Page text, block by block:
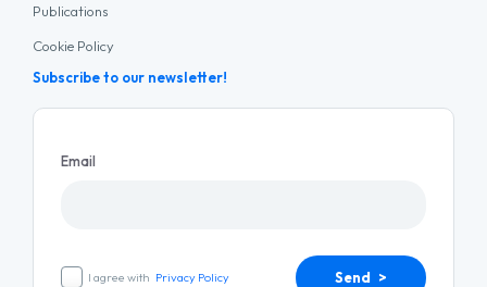
Publications
Cookie Policy
Subscribe to our newsletter!
Email
I agree with Privacy Policy Send >